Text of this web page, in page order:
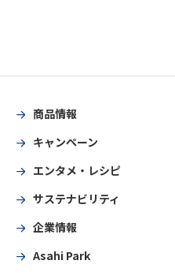
商品情報
キャンペーン
エンタメ・レシピ
サステナビリティ
企業情報
Asahi Park